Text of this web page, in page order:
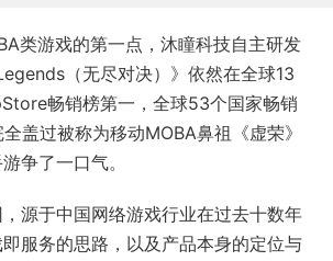
类游戏的第一点，沐瞳科技自主研发
（无尽对决）》依然在全球13
畅销榜第一，全球53个国家畅销
盖过被称为移动MOBA鼻祖《虚荣》
争了一口气。
源于中国网络游戏行业在过去十数年
服务的思路，以及产品本身的定位与